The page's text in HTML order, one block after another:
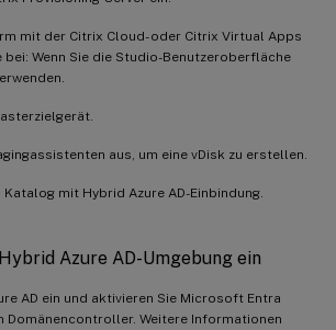
mit der Citrix Cloud- oder Citrix Virtual Apps
Wenn Sie die Studio-Benutzeroberfläche
aus, um eine vDisk zu erstellen.
mit Hybrid Azure AD-Einbindung.
Azure AD-Umgebung ein
AD ein und aktivieren Sie Microsoft Entra
Domänencontroller. Weitere Informationen